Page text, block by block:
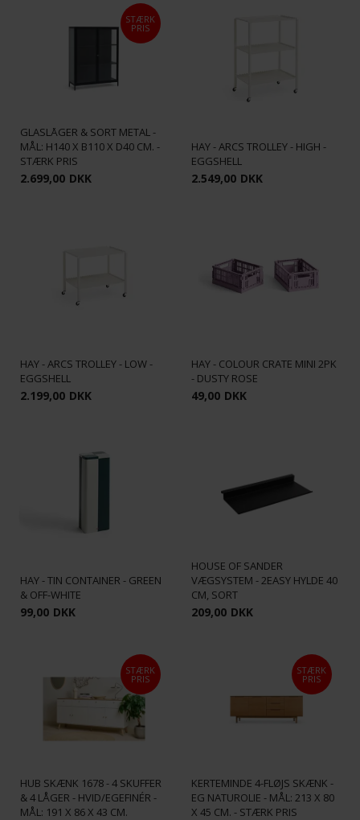
STÆRK
PRIS
GLASLÅGER & SORT METAL -
MÅL: H140 X B110 X D40 CM. -
STÆRK PRIS
2.699,00 DKK
HAY - ARCS TROLLEY - HIGH -
EGGSHELL
2.549,00 DKK
HAY - ARCS TROLLEY - LOW -
EGGSHELL
2.199,00 DKK
HAY - COLOUR CRATE MINI 2PK
- DUSTY ROSE
49,00 DKK
HAY - TIN CONTAINER - GREEN
& OFF-WHITE
99,00 DKK
HOUSE OF SANDER
VÆGSYSTEM - 2EASY HYLDE 40
CM, SORT
209,00 DKK
STÆRK
PRIS
HUB SKÆNK 1678 - 4 SKUFFER
& 4 LÅGER - HVID/EGEFINÉR -
MÅL: 191 X 86 X 43 CM.
STÆRK
PRIS
KERTEMINDE 4-FLØJS SKÆNK -
EG NATUROLIE - MÅL: 213 X 80
X 45 CM. - STÆRK PRIS